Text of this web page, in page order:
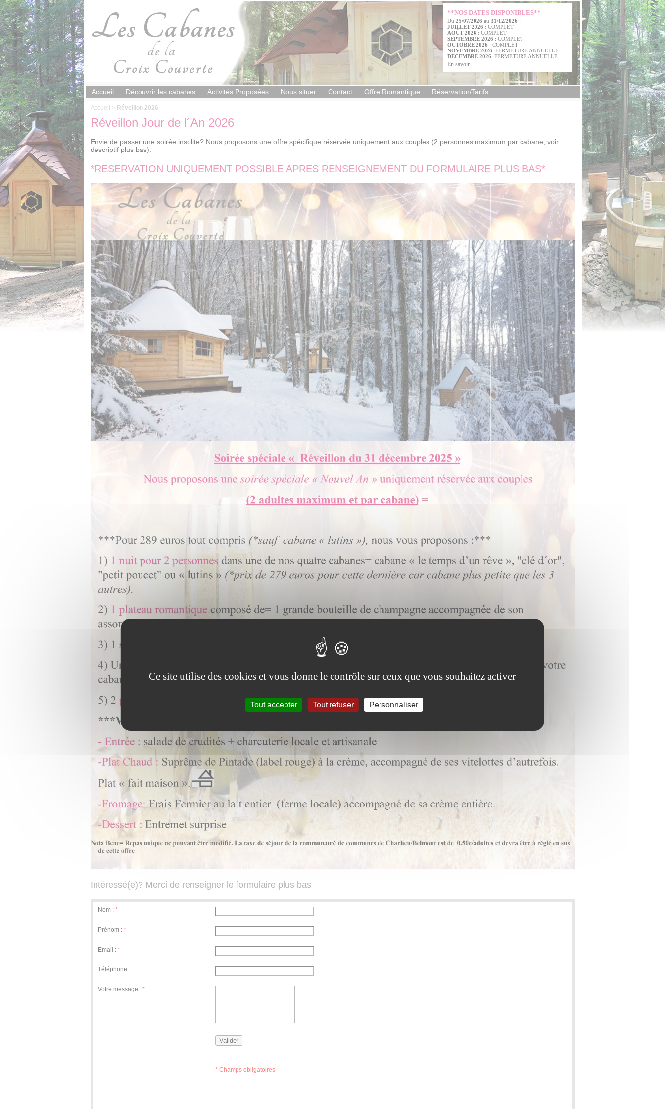
**NOS DATES DISPONIBLES**
Du 25/07/2026 au 31/12/2026 :
JUILLET 2026 : COMPLET
AOÛT 2026 : COMPLET
SEPTEMBRE 2026 : COMPLET
OCTOBRE 2026 : COMPLET
NOVEMBRE 2026 :FERMETURE ANNUELLE
DÉCEMBRE 2026 :FERMETURE ANNUELLE
En savoir +
Accueil Découvrir les cabanes Activités Proposées Nous situer Contact Offre Romantique Réservation/Tarifs
Accueil > Réveillon 2026
Réveillon Jour de l´An 2026
Envie de passer une soirée insolite? Nous proposons une offre spécifique réservée uniquement aux couples (2 personnes maximum par cabane, voir
descriptif plus bas).
*RESERVATION UNIQUEMENT POSSIBLE APRES RENSEIGNEMENT DU FORMULAIRE PLUS BAS*
Intéressé(e)? Merci de renseigner le formulaire plus bas
Nom : *
Prénom : *
Email : *
Téléphone :
Votre message : *
* Champs obligatoires
Panneau de gestion des cookies
Ce site utilise des cookies et vous donne le contrôle sur ceux que vous souhaitez activer
Tout accepter Tout refuser Personnaliser